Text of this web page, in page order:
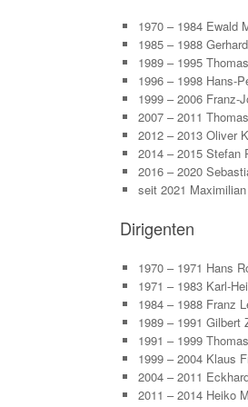
1970 – 1984 Ewald
1985 – 1988
1989 – 1995
1996 – 1998 Hans-
1999 – 2006 Franz-
2007 – 2011
2012 – 2013 Oliver
2014 – 2015 Stefan
2016 – 2020
seit 2021
Dirigenten
1970 – 1971 Hans
1971 – 1983 Karl-
1984 – 1988 Franz
1989 – 1991 Gilbert
1991 – 1999
1999 – 2004 Klaus
2004 – 2011
2011 – 2014 Heiko